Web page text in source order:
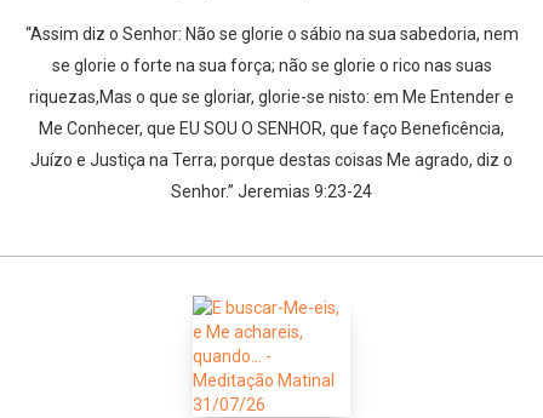
“Assim diz o Senhor: Não se glorie o sábio na sua sabedoria, nem
se glorie o forte na sua força; não se glorie o rico nas suas
riquezas,Mas o que se gloriar, glorie-se nisto: em Me Entender e
Me Conhecer, que EU SOU O SENHOR, que faço Beneficência,
Juízo e Justiça na Terra; porque destas coisas Me agrado, diz o
Senhor.” Jeremias 9:23-24